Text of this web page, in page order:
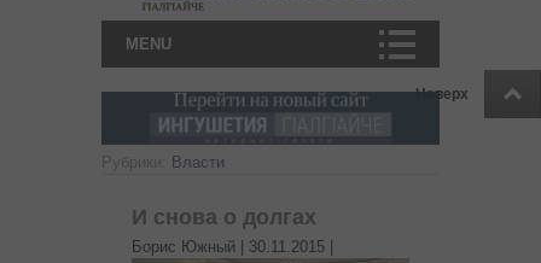
Наверх
MENU
Рубрики: Власти
И снова о долгах
Борис Южный | 30.11.2015